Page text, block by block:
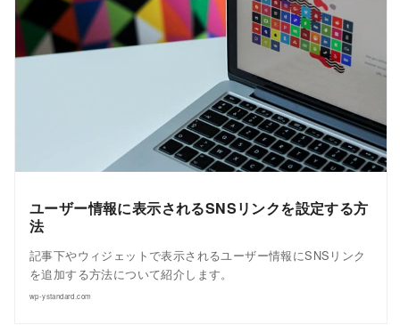
ユーザー情報に表示されるSNSリンクを設定する方
法
記事下やウィジェットで表示されるユーザー情報にSNSリンク
を追加する方法について紹介します。
wp-ystandard.com